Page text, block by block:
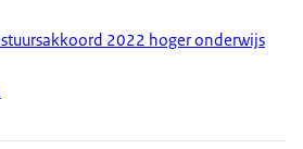
2022 hoger onderwijs